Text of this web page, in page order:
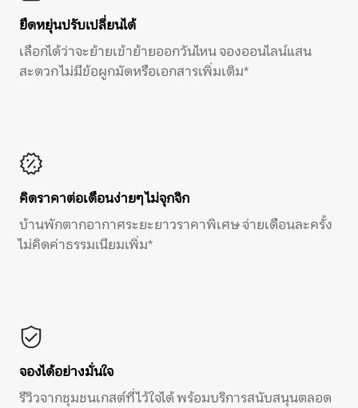
ยืดหยุ่นปรับเปลี่ยนได้
เลือกได้ว่าจะย้ายเข้าย้ายออกวันไหน จองออนไลน์แสน
สะดวก ไม่มีข้อผูกมัดหรือเอกสารเพิ่มเติม*
คิดราคาต่อเดือนง่ายๆ ไม่จุกจิก
บ้านพักตากอากาศระยะยาวราคาพิเศษ จ่ายเดือนละครั้ง
ไม่คิดค่าธรรมเนียมเพิ่ม*
จองได้อย่างมั่นใจ
รีวิวจากชุมชนเกสต์ที่ไว้ใจได้ พร้อมบริการสนับสนุนตลอด